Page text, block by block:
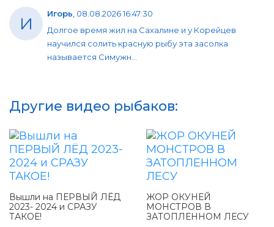
И Игорь, 08.08.2026 16:47:30
Долгое время жил на Сахалине и у Корейцев
научился солить красную рыбу эта засолка
называется Симужн...
Другие видео рыбаков:
Вышли на ПЕРВЫЙ ЛЁД
2023- 2024 и СРАЗУ
ТАКОЕ!
ЖОР ОКУНЕЙ
МОНСТРОВ В
ЗАТОПЛЕННОМ ЛЕСУ